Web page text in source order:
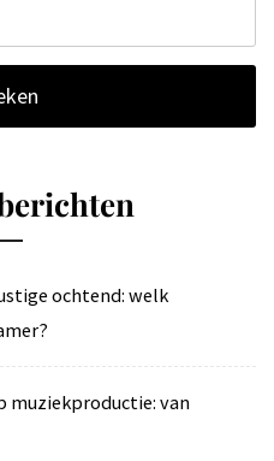
ochtend: welk
muziekproductie: van